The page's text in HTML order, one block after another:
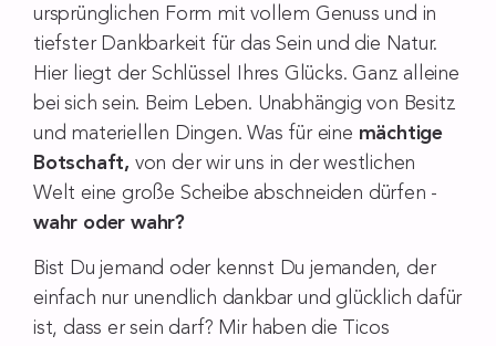
ursprünglichen Form mit vollem Genuss und in
tiefster Dankbarkeit für das Sein und die Natur.
Hier liegt der Schlüssel Ihres Glücks. Ganz alleine
bei sich sein. Beim Leben. Unabhängig von Besitz
und materiellen Dingen. Was für eine mächtige
Botschaft, von der wir uns in der westlichen
Welt eine große Scheibe abschneiden dürfen -
wahr oder wahr?
Bist Du jemand oder kennst Du jemanden, der
einfach nur unendlich dankbar und glücklich dafür
ist, dass er sein darf? Mir haben die Ticos